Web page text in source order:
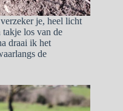
je, heel licht
los van de
draai ik het
de